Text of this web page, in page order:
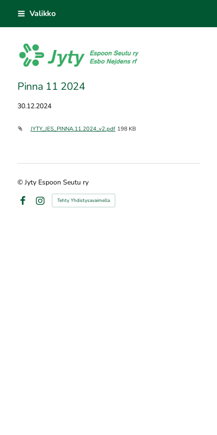
sisältöön
Valikko
Jyty Espoon Seutu ry
Pinna 11 2024
30.12.2024
JYTY_JES_PINNA.11.2024_v2.pdf 198 KB
© Jyty Espoon Seutu ry
FacebookInstagram
Tehty Yhdistysavaimella